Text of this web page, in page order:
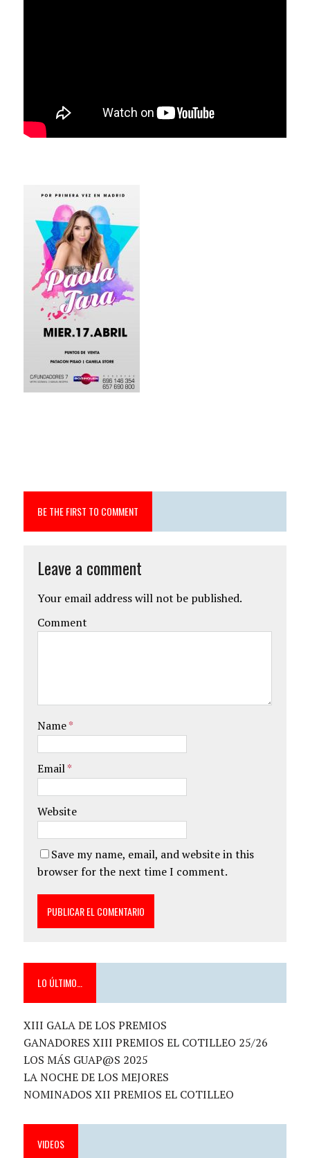
BE THE FIRST TO COMMENT
Leave a comment
Your email address will not be published.
Comment
Name*
Email*
Website
Save my name, email, and website in this
browser for the next time I comment.
LO ÚLTIMO…
XIII GALA DE LOS PREMIOS
GANADORES XIII PREMIOS EL COTILLEO 25/26
LOS MÁS GUAP@S 2025
LA NOCHE DE LOS MEJORES
NOMINADOS XII PREMIOS EL COTILLEO
VIDEOS